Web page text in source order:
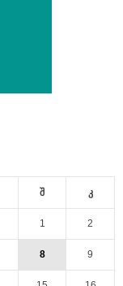
შ კ
1 2
8 9